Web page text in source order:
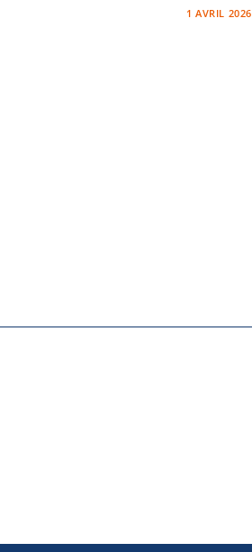
1 AVRIL 2026